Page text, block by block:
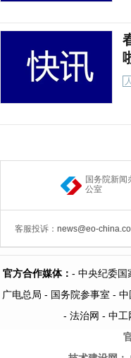
国务院新闻
公室
客服投诉： news@eo-
官方合作媒体： - 中央纪委国
广电总局 - 国务院参事室 - 中
- 法治网 - 中工